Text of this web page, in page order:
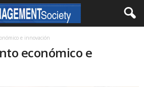
e innovación
económico e